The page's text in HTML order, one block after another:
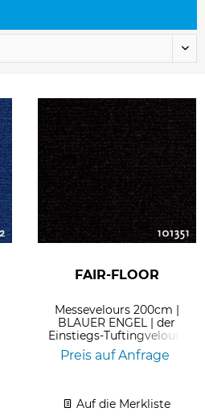
FAIR-FLOOR
Messevelours 200cm |
BLAUER ENGEL | der
Einstiegs-Tuftingvelours
Preis auf Anfrage
Auf die Merkliste